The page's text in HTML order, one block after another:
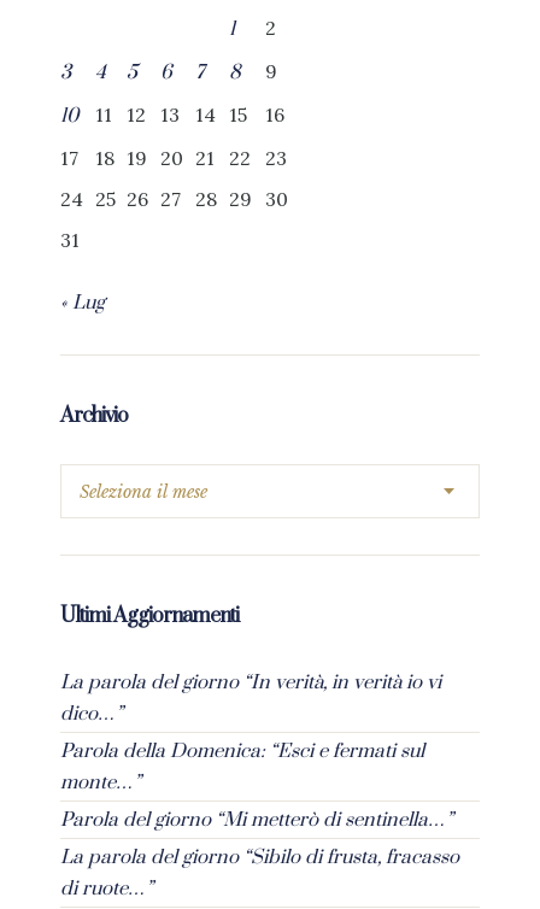
1
2
3
4 5 6 7 8
9
10
11 12 13 14 15
16
17
18 19 20 21 22
23
24 25 26 27 28 29
30
31
« Lug
Archivio
Ultimi Aggiornamenti
La parola del giorno “In verità, in verità io vi
dico…”
Parola della Domenica: “Esci e fermati sul
monte…”
Parola del giorno “Mi metterò di sentinella…”
La parola del giorno “Sibilo di frusta, fracasso
di ruote…”